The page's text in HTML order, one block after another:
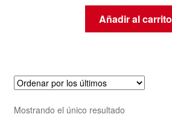
Añadir al carrito
Mostrando el único resultado